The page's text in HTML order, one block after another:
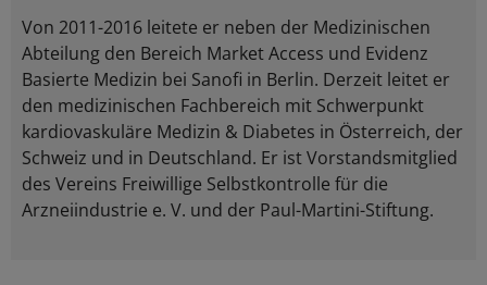
Von 2011-2016 leitete er neben der Medizinischen
Abteilung den Bereich Market Access und Evidenz
Basierte Medizin bei Sanofi in Berlin. Derzeit leitet er
den medizinischen Fachbereich mit Schwerpunkt
kardiovaskuläre Medizin & Diabetes in Österreich, der
Schweiz und in Deutschland. Er ist Vorstandsmitglied
des Vereins Freiwillige Selbstkontrolle für die
Arzneiindustrie e. V. und der Paul-Martini-Stiftung.